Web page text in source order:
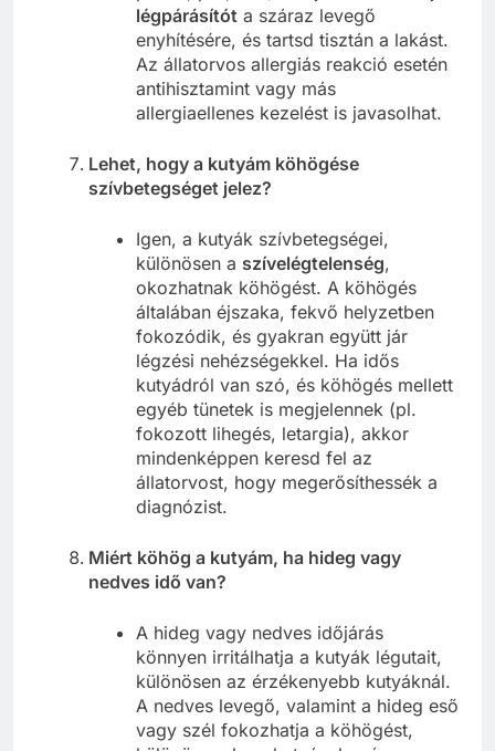
légpárásítót a száraz levegő
enyhítésére, és tartsd tisztán a lakást.
Az állatorvos allergiás reakció esetén
antihisztamint vagy más
allergiaellenes kezelést is javasolhat.
Lehet, hogy a kutyám köhögése
szívbetegséget jelez?
Igen, a kutyák szívbetegségei,
különösen a szívelégtelenség,
okozhatnak köhögést. A köhögés
általában éjszaka, fekvő helyzetben
fokozódik, és gyakran együtt jár
légzési nehézségekkel. Ha idős
kutyádról van szó, és köhögés mellett
egyéb tünetek is megjelennek (pl.
fokozott lihegés, letargia), akkor
mindenképpen keresd fel az
állatorvost, hogy megerősíthessék a
diagnózist.
Miért köhög a kutyám, ha hideg vagy
nedves idő van?
A hideg vagy nedves időjárás
könnyen irritálhatja a kutyák légutait,
különösen az érzékenyebb kutyáknál.
A nedves levegő, valamint a hideg eső
vagy szél fokozhatja a köhögést,